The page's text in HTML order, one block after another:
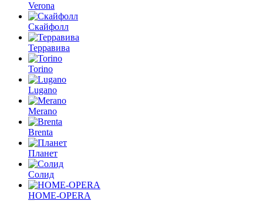
Verona
Скайфолл
Терравива
Torino
Lugano
Merano
Brenta
Планет
Солид
HOME-OPERA